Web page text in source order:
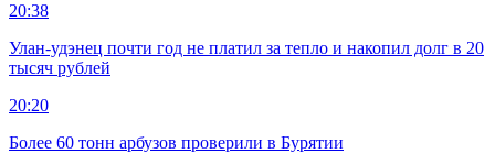
20:38
Улан-удэнец почти год не платил за тепло и накопил долг в 20
тысяч рублей
20:20
Более 60 тонн арбузов проверили в Бурятии